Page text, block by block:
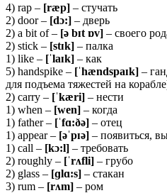
4) rap – [ræp] – стучать
2) door – [dɔ:] – дверь
2) a bit of – [ə bɪt ɒv] – своего
2) stick – [stɪk] – палка
1) like – [ˈlaɪk] – как
5) handspike – [ˈhændspaɪk] –
для подъема тяжестей на
2) carry – [ˈkæri] – нести
1) when – [wen] – когда
1) father – [ˈfɑ:ðə] – отец
1) appear – [əˈpɪə] – появиться,
1) call – [kɔ:l] – требовать
2) roughly – [ˈrʌfli] – грубо
2) glass – [ɡlɑ:s] – стакан
3) rum – [rʌm] – ром